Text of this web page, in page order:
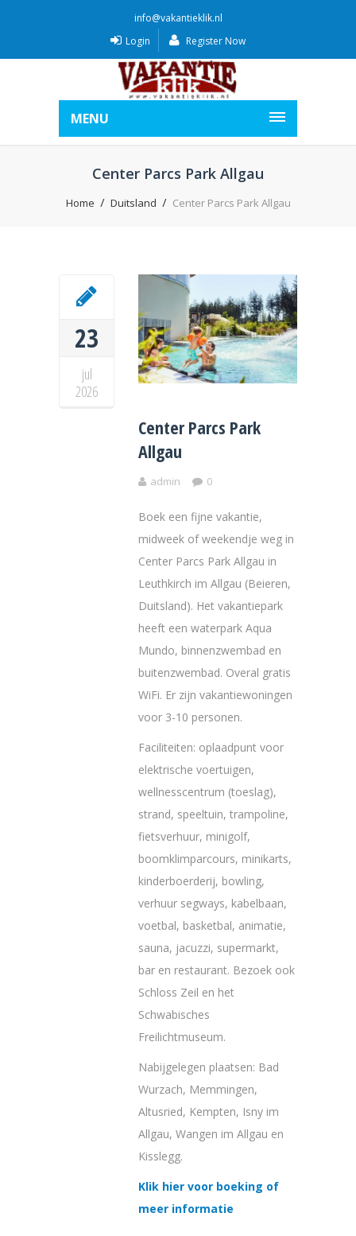
info@vakantieklik.nl
Login
Register Now
MENU
Center Parcs Park Allgau
Home Duitsland Center Parcs Park Allgau
23
jul
2026
Center Parcs Park
Allgau
admin 0
Boek een fijne vakantie,
midweek of weekendje weg in
Center Parcs Park Allgau in
Leuthkirch im Allgau (Beieren,
Duitsland). Het vakantiepark
heeft een waterpark Aqua
Mundo, binnenzwembad en
buitenzwembad. Overal gratis
WiFi. Er zijn vakantiewoningen
voor 3-10 personen.
Faciliteiten: oplaadpunt voor
elektrische voertuigen,
wellnesscentrum (toeslag),
strand, speeltuin, trampoline,
fietsverhuur, minigolf,
boomklimparcours, minikarts,
kinderboerderij, bowling,
verhuur segways, kabelbaan,
voetbal, basketbal, animatie,
sauna, jacuzzi, supermarkt,
bar en restaurant. Bezoek ook
Schloss Zeil en het
Schwabisches
Freilichtmuseum.
Nabijgelegen plaatsen: Bad
Wurzach, Memmingen,
Altusried, Kempten, Isny im
Allgau, Wangen im Allgau en
Kisslegg.
Klik hier voor boeking of
meer informatie